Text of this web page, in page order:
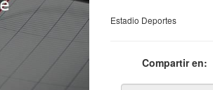
Estadio Deportes
Compartir en: